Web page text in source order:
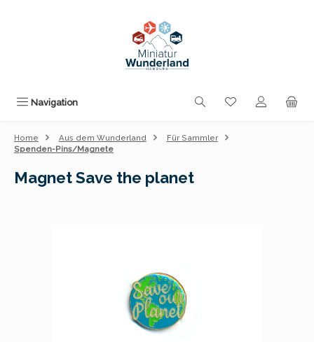
Navigation Du hast 0
Home Aus dem Wunderland
Für Sammler
Spenden-Pins/Magnete
Magnet Save the planet